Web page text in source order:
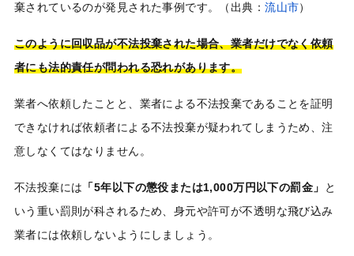
棄されているのが発見された事例です。（出典：流山市）
このように回収品が不法投棄された場合、業者だけでなく依頼
者にも法的責任が問われる恐れがあります。
業者へ依頼したことと、業者による不法投棄であることを証明
できなければ依頼者による不法投棄が疑われてしまうため、注
意しなくてはなりません。
不法投棄には 「5年以下の懲役または1,000万円以下の罰金」
と
いう重い罰則が科されるため、身元や許可が不透明な飛び込み
業者には依頼しないようにしましょう。